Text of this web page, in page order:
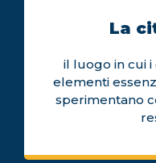
La
il luogo in cui
elementi
sperimentano